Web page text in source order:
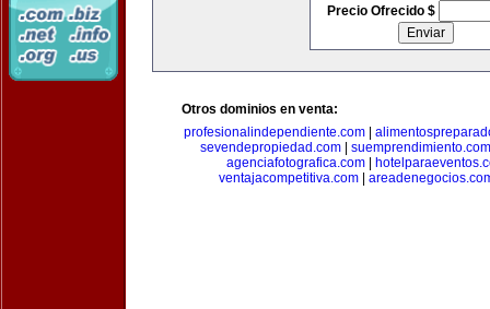
Precio Ofrecido $
Otros dominios en venta:
profesionalindependiente.com
sevendepropiedad.com| suemprendimiento.com
agenciafotografica.com|
ventajacompetitiva.com